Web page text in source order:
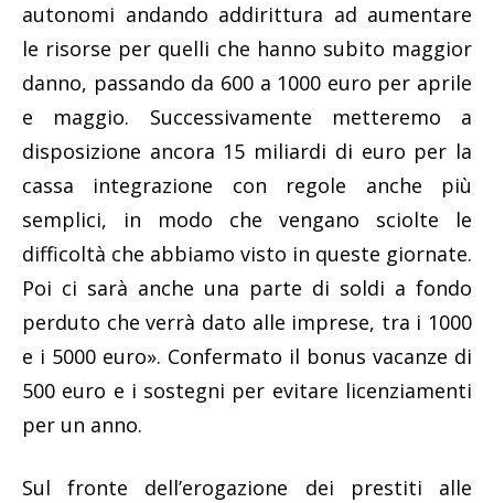
autonomi andando addirittura ad aumentare
le risorse per quelli che hanno subito maggior
danno, passando da 600 a 1000 euro per aprile
e maggio. Successivamente metteremo a
disposizione ancora 15 miliardi di euro per la
cassa integrazione con regole anche più
semplici, in modo che vengano sciolte le
difficoltà che abbiamo visto in queste giornate.
Poi ci sarà anche una parte di soldi a fondo
perduto che verrà dato alle imprese, tra i 1000
e i 5000 euro». Confermato il bonus vacanze di
500 euro e i sostegni per evitare licenziamenti
per un anno.
Sul fronte dell’erogazione dei prestiti alle